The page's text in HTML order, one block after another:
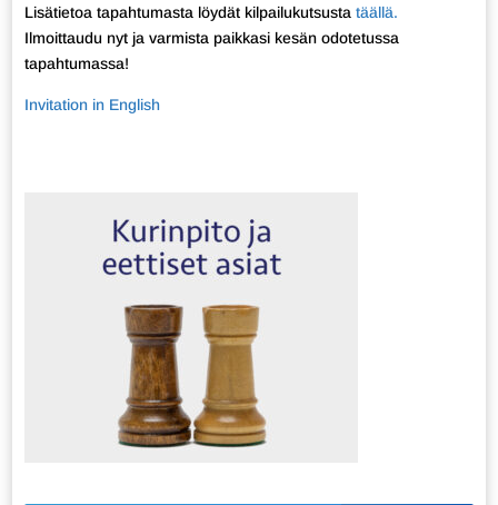
Lisätietoa tapahtumasta löydät kilpailukutsusta täällä.
Ilmoittaudu nyt ja varmista paikkasi kesän odotetussa
tapahtumassa!
Invitation in English